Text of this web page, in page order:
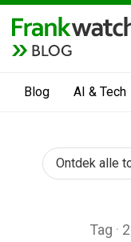
BLOG
Blog AI & Tech
Ontdek alle
Tag ·